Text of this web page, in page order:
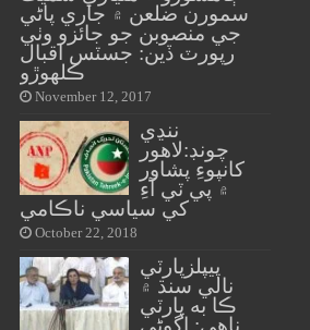
سمورن ضلعن ۾ جاري پاڻي
جي منصوبن جو جائزو وٺي
رپورٽ ڏين: جسٽس اقبال
ڪلهوڙو
November 12, 2017
ننڍي
چونڊ:لاهور
کانپوءِ پشاور
۾ پي ٽي آءِ
کي سياسي ناڪامي
October 22, 2018
پيپلزپارٽي
نالي سنڌ ۾
ڪا به پارٽي
ناهي: اڳوڻي